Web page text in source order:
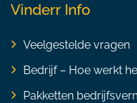
Vinderr Info
Veelgestelde vragen
Bedrijf – Hoe werkt
Pakketten